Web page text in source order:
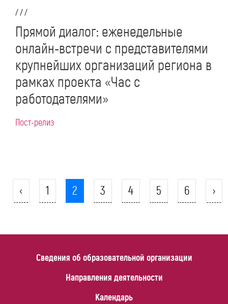
/ / /
Прямой диалог: еженедельные
онлайн-встречи с представителями
крупнейших организаций региона в
рамках проекта «Час с
работодателями»
Пост-релиз
‹ 1 2 3 4 5 6 ›
Сведения об образовательной организации
Направления деятельности
Календарь